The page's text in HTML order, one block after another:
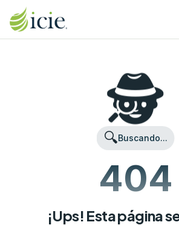
🕵️
🔍Buscando...
404
¡Ups! Esta página